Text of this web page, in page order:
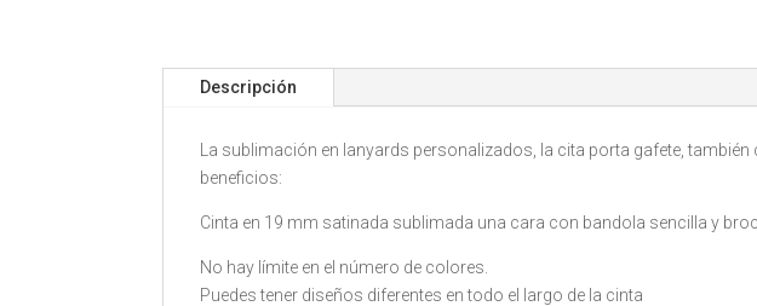
Descripción
La sublimación en lanyards personalizados, la cita porta gafete,
beneficios:
Cinta en 19 mm satinada sublimada una cara con bandola sencilla y
No hay límite en el número de colores.
Puedes tener diseños diferentes en todo el largo de la cinta